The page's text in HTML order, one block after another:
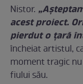
Nistor.
acest proiect.
pierdut o ţară
încheiat artistul,
moment tragic
fiului său.